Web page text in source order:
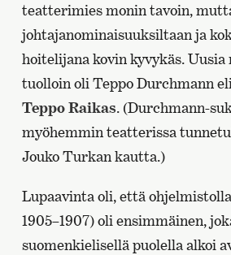
teatterimies monin tavoin,
johtajanominaisuuksiltaan ja
hoitelijana kovin kyvykäs.
tuolloin oli Teppo Durchmann
Teppo Raikas. (Durchmann-
myöhemmin teatterissa
Jouko Turkan kautta.)
Lupaavinta oli, että
1905–1907) oli ensimmäinen,
suomenkielisellä puolella alkoi